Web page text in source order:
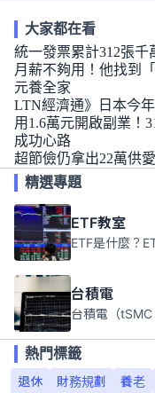
大家都在看
統一發票累計312張千
月薪不夠用！他找到
元養全家
LTN經濟通》日本今
用1.6萬元開啟副業！
成功心路
超節儉仍拿出22萬供
精選專題
ETF教室
台積電
熱門標籤
退休
財務規劃 養老